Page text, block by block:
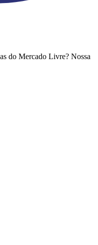
do Mercado Livre? Nossa